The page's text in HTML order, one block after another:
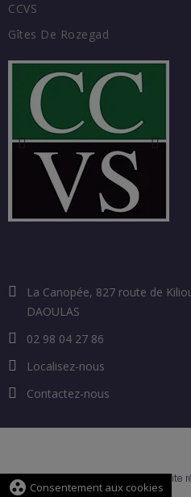
CCVS
Gîtes De Rozegad
La Canopée, 827 route de
DAOULAS
02 98 04 27 86
Localisez-nous
Contactez-nous
Site
group_work Consentement aux cookies